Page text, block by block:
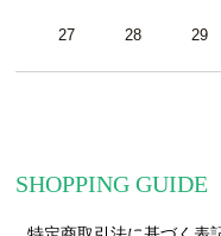
27 28 29
SHOPPING GUIDE